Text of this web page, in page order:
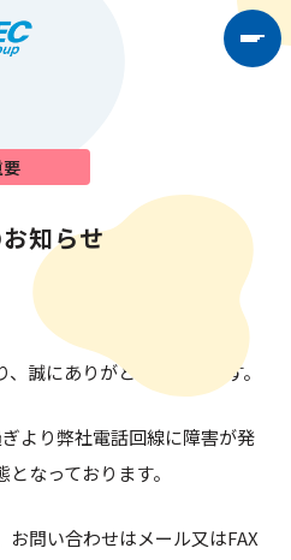
知らせ
誠にありがとうございます。
より弊社電話回線に障害が発
なっております。
問い合わせはメール又はFAX